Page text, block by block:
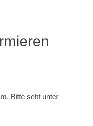
Bitte seht unter